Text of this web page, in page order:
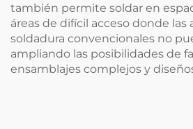
también permite soldar en
áreas de difícil acceso donde las
soldadura convencionales no
ampliando las posibilidades de
ensamblajes complejos y